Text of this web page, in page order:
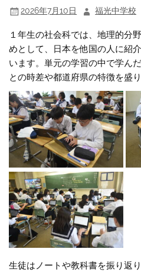
2026年7月10日 福光中学校
１年生の社会科では、地理的分
めとして、日本を他国の人に紹
います。単元の学習の中で学ん
との時差や都道府県の特徴を盛
生徒はノートや教科書を振り返